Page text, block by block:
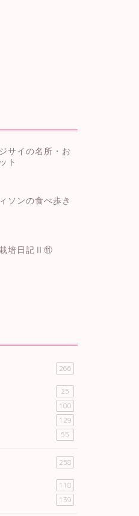
サイの名所・お
ト
ソンの食べ歩き
栽培日記Ⅱ⑪
266
25
100
129
55
258
118
139